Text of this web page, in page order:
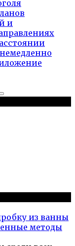
и
из ванны
методы